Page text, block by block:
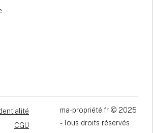
CGU
ma-propriété.fr © 2025
- Tous droits réservés